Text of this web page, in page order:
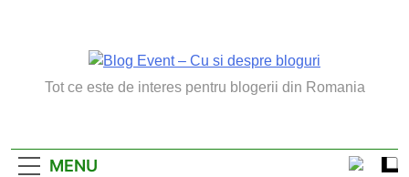
Blog Event – Cu Si
Tot ce este de interes pentru blogerii din Romania
MENU